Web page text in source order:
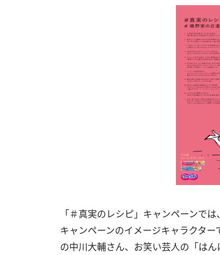
「＃真実のレシピ」キャンペーンで
キャンペーンのイメージキャラクタ
の中川大輔さん、お笑い芸人の「は